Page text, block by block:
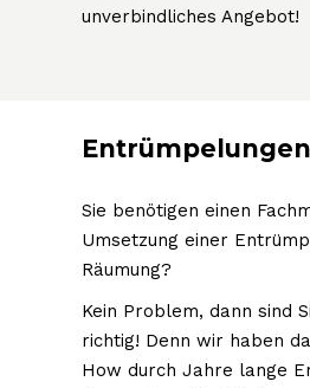
unverbindliches Angebot!
Entrümpelungen
Sie benötigen einen
Umsetzung einer
Räumung?
Kein Problem, dann sind
richtig! Denn wir haben
How durch Jahre lange